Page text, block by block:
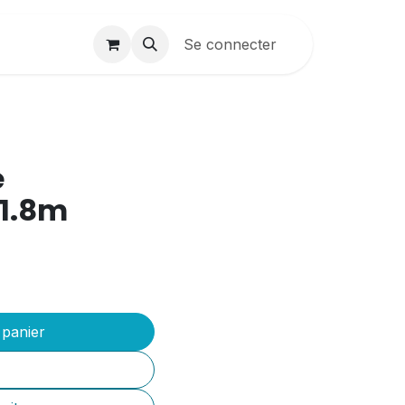
Contactez-nous Création sites
Se connecter